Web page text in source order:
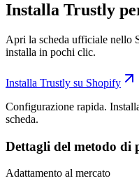
Installa Trustly
Apri la scheda ufficiale nello
installa in pochi clic.
Installa Trustly su Shopify
Configurazione rapida.
scheda.
Dettagli del metodo di
Adattamento al mercato